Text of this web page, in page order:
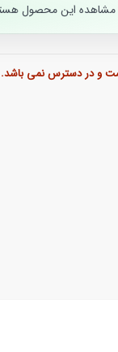
مشاهده این محصول
و در دسترس نمی باشد.